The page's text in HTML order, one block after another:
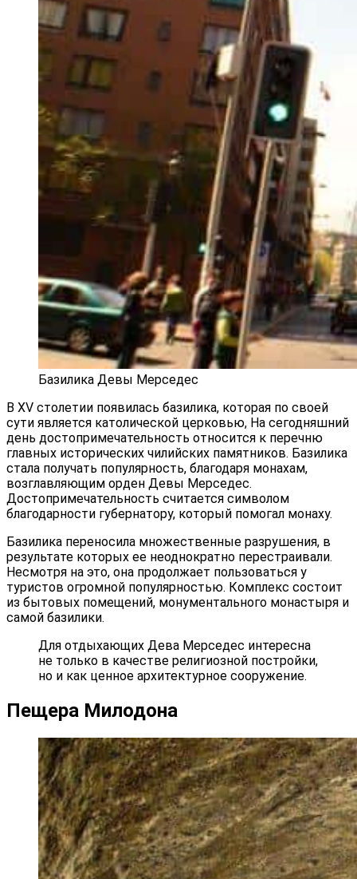
Базилика Девы Мерседес
В XV столетии появилась базилика, которая по своей
сути является католической церковью, На сегодняшний
день достопримечательность относится к перечню
главных исторических чилийских памятников. Базилика
стала получать популярность, благодаря монахам,
возглавляющим орден Девы Мерседес.
Достопримечательность считается символом
благодарности губернатору, который помогал монаху.
Базилика переносила множественные разрушения, в
результате которых ее неоднократно перестраивали.
Несмотря на это, она продолжает пользоваться у
туристов огромной популярностью. Комплекс состоит
из бытовых помещений, монументального монастыря и
самой базилики.
Для отдыхающих Дева Мерседес интересна
не только в качестве религиозной постройки,
но и как ценное архитектурное сооружение.
Пещера Милодона